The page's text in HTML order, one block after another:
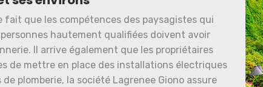
fait que les compétences des paysagistes qui
hautement qualifiées doivent avoir
Il arrive également que les propriétaires
de mettre en place des installations électriques
plomberie, la société Lagrenee Giono assure